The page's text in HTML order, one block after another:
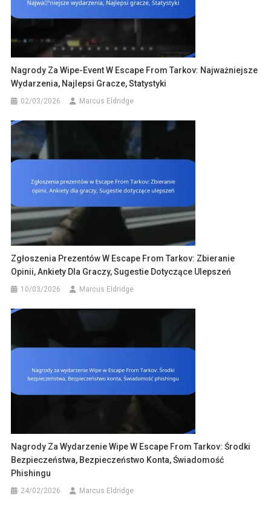
Nagrody Za Wipe-Event W Escape From Tarkov: Najważniejsze
Wydarzenia, Najlepsi Gracze, Statystyki
02/03/2026 Marcus Eldridge
Zgłoszenia Prezentów W Escape From Tarkov: Zbieranie
Opinii, Ankiety Dla Graczy, Sugestie Dotyczące Ulepszeń
10/03/2026 Marcus Eldridge
Nagrody Za Wydarzenie Wipe W Escape From Tarkov: Środki
Bezpieczeństwa, Bezpieczeństwo Konta, Świadomość
Phishingu
24/02/2026 Marcus Eldridge